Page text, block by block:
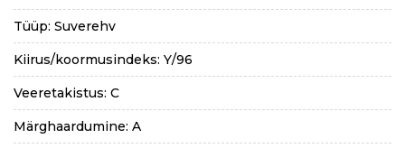
Tüüp: Suverehv
Kiirus/koormusindeks: Y/96
Veeretakistus: C
Märghaardumine: A